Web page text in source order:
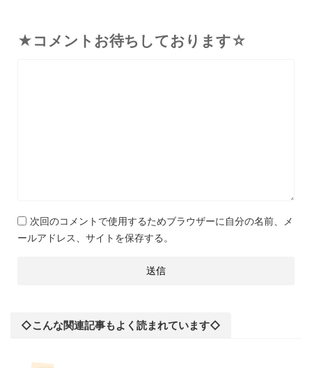
★コメントお待ちしております☆
次回のコメントで使用するためブラウザーに自分の名前、メ
ールアドレス、サイトを保存する。
◇こんな関連記事もよく読まれています◇